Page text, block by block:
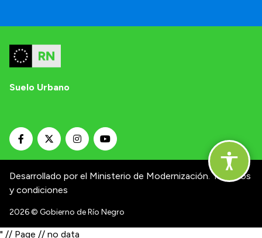
Suelo Urbano
Desarrollado por el Ministerio de Modernización. Términos
y condiciones
2026© Gobierno de Río Negro
" // Page // no data